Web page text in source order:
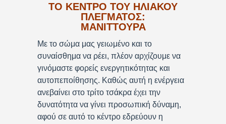
ΤΟ ΚΕΝΤΡΟ ΤΟΥ ΗΛΙΑΚΟΥ
ΠΛΕΓΜΑΤΟΣ:
ΜΑΝΙΤΤΟΥΡΑ
Με το σώμα μας γειωμένο και το
συναίσθημα να ρέει, πλέον αρχίζουμε να
γινόμαστε φορείς ενεργητικότητας και
αυτοπεποίθησης. Καθώς αυτή η ενέργεια
ανεβαίνει στο τρίτο τσάκρα έχει την
δυνατότητα να γίνει προσωπική δύναμη,
αφού σε αυτό το κέντρο εδρεύουν η